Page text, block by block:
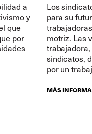
a
y
que
por
Los
para su
motriz. Las
sindicatos,
por un
MÁS